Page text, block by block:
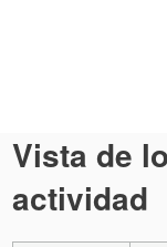
Vista de
actividad